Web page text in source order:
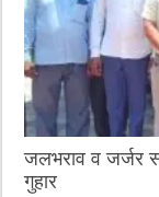
जलभराव व जर्जर
गुहार